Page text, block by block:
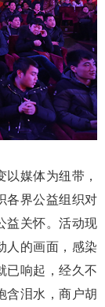
媒体为纽带，
各界公益组织对
益关怀。活动现
人的画面，感染
已响起，经久不
含泪水，商户胡